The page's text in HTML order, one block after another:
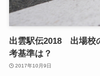
出雲駅伝2018 出場校
考基準は？
2017年10月9日